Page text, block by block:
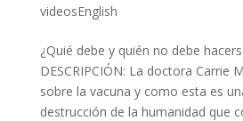
videosEnglish
¿Quié debe y quién no debe
DESCRIPCIÓN: La doctora Carrie
sobre la vacuna y como esta es
destrucción de la humanidad que